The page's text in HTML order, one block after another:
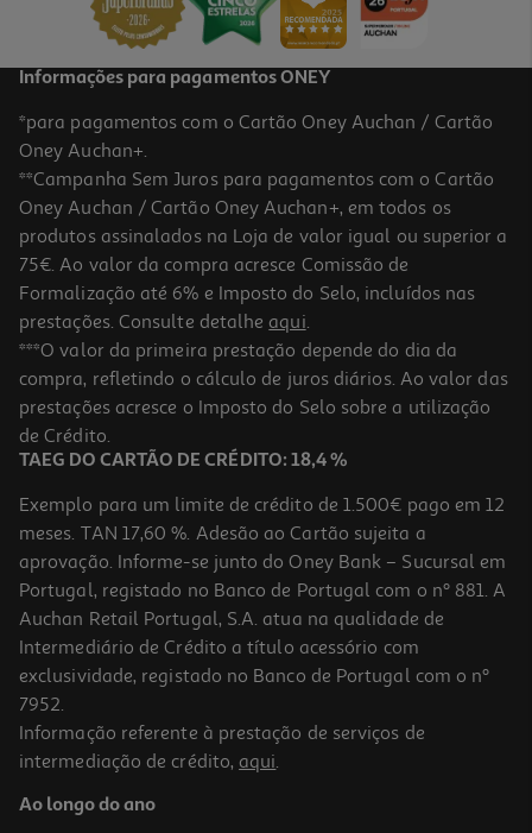
Informações para pagamentos ONEY
*para pagamentos com o Cartão Oney Auchan / Cartão
Oney Auchan+.
**Campanha Sem Juros para pagamentos com o Cartão
Oney Auchan / Cartão Oney Auchan+, em todos os
produtos assinalados na Loja de valor igual ou superior a
75€. Ao valor da compra acresce Comissão de
Formalização até 6% e Imposto do Selo, incluídos nas
prestações. Consulte detalhe aqui.
***O valor da primeira prestação depende do dia da
compra, refletindo o cálculo de juros diários. Ao valor das
prestações acresce o Imposto do Selo sobre a utilização
de Crédito.
TAEG DO CARTÃO DE CRÉDITO: 18,4 %
Exemplo para um limite de crédito de 1.500€ pago em 12
meses. TAN 17,60 %. Adesão ao Cartão sujeita a
aprovação. Informe-se junto do Oney Bank – Sucursal em
Portugal, registado no Banco de Portugal com o nº 881. A
Auchan Retail Portugal, S.A. atua na qualidade de
Intermediário de Crédito a título acessório com
exclusividade, registado no Banco de Portugal com o nº
7952.
Informação referente à prestação de serviços de
intermediação de crédito, aqui.
Ao longo do ano